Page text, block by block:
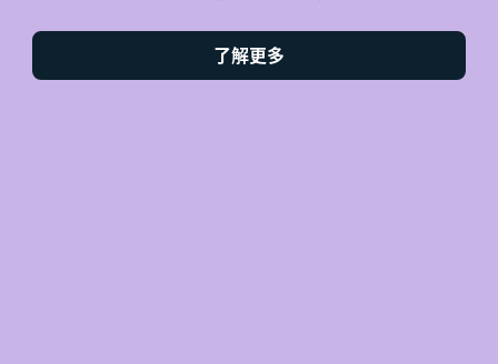
了解更多